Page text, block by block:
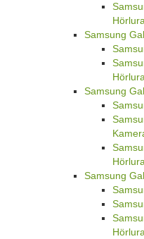
Samsung
Samsung
Samsung